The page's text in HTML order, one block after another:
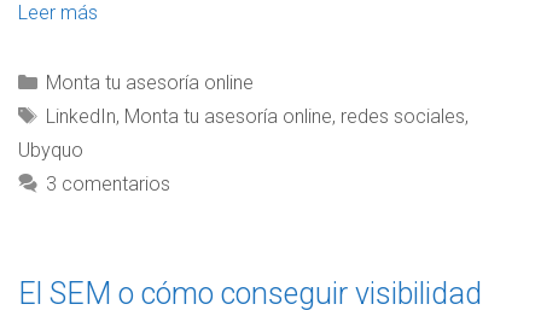
Leer más
Monta tu asesoría online
LinkedIn, Monta tu asesoría online, redes sociales,
Ubyquo
3 comentarios
El SEM o cómo conseguir visibilidad